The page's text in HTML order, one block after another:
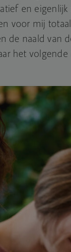
en eigenlijk
voor mij
de naald van
het